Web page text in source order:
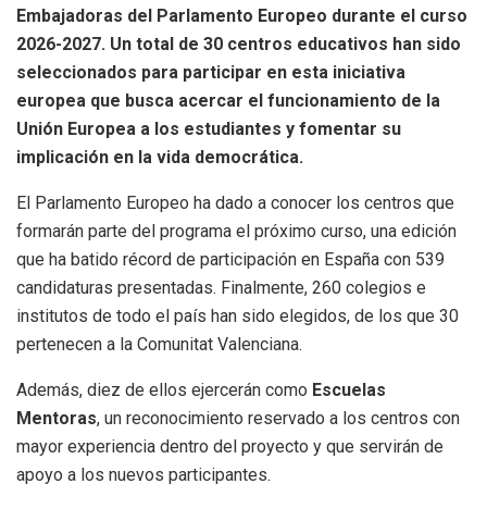
Embajadoras del Parlamento Europeo durante el curso
2026-2027. Un total de 30 centros educativos han sido
seleccionados para participar en esta iniciativa
europea que busca acercar el funcionamiento de la
Unión Europea a los estudiantes y fomentar su
implicación en la vida democrática.
El Parlamento Europeo ha dado a conocer los centros que
formarán parte del programa el próximo curso, una edición
que ha batido récord de participación en España con 539
candidaturas presentadas. Finalmente, 260 colegios e
institutos de todo el país han sido elegidos, de los que 30
pertenecen a la Comunitat Valenciana.
Además, diez de ellos ejercerán como Escuelas
Mentoras, un reconocimiento reservado a los centros con
mayor experiencia dentro del proyecto y que servirán de
apoyo a los nuevos participantes.